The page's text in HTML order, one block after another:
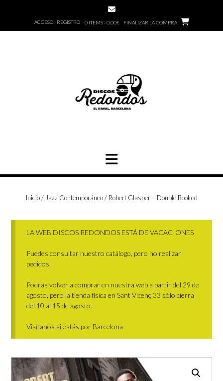
ACCESO | REGISTRO 0 ITEMS - 0,00€ FINALIZAR LA COMPRA
Inicio/ Jazz Contemporáneo/ Robert Glasper – Double Booked
LA WEB DISCOS REDONDOS ESTÁ DE VACACIONES
Puedes consultar nuestro catálogo, pero no realizar
pedidos.
Podrás volver a comprar en nuestra web a partir del 29 de
agosto, pero la tienda física en Sant Vicenç 33 sólo cierra
del 10 al 15 de agosto.
Visítanos si estás por Barcelona